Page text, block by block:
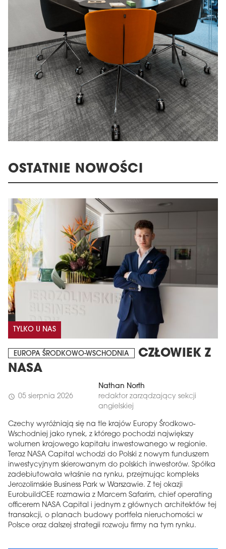
OSTATNIE NOWOŚCI
TYLKO U NAS
EUROPA ŚRODKOWO-WSCHODNIA
CZŁOWIEK Z
NASA
schedule 05 sierpnia 2026
Nathan North
redaktor zarządzający sekcji
angielskiej
Czechy wyróżniają się na tle krajów Europy Środkowo-
Wschodniej jako rynek, z którego pochodzi największy
wolumen krajowego kapitału inwestowanego w regionie.
Teraz NASA Capital wchodzi do Polski z nowym funduszem
inwestycyjnym skierowanym do polskich inwestorów. Spółka
zadebiutowała właśnie na rynku, przejmując kompleks
Jerozolimskie Business Park w Warszawie. Z tej okazji
EurobuildCEE rozmawia z Marcem Safarim, chief operating
officerem NASA Capital i jednym z głównych architektów tej
transakcji, o planach budowy portfela nieruchomości w
Polsce oraz dalszej strategii rozwoju firmy na tym rynku.